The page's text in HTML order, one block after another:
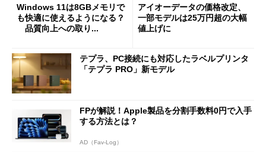
Windows 11は8GBメモリで
も快適に使えるようになる？
品質向上への取り...
アイオーデータの価格改定、
一部モデルは25万円超の大幅
値上げに
テプラ、PC接続にも対応したラベルプリンタ
「テプラ PRO」新モデル
FPが解説！Apple製品を分割手数料0円で入手
する方法とは？
AD（Fav-Log）